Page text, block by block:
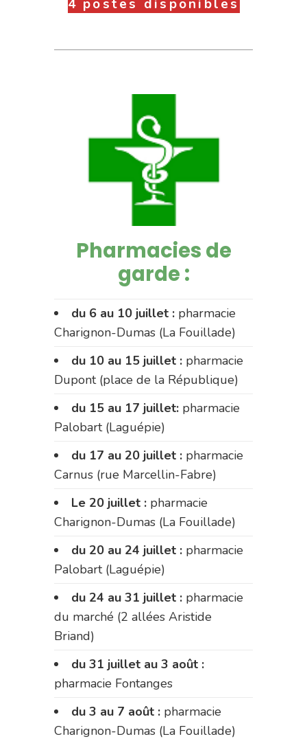
4 postes disponibles
Pharmacies de
garde :
du 6 au 10 juillet : pharmacie
Charignon-Dumas (La Fouillade)
du 10 au 15 juillet : pharmacie
Dupont (place de la République)
du 15 au 17 juillet: pharmacie
Palobart (Laguépie)
du 17 au 20 juillet : pharmacie
Carnus (rue Marcellin-Fabre)
Le 20 juillet : pharmacie
Charignon-Dumas (La Fouillade)
du 20 au 24 juillet : pharmacie
Palobart (Laguépie)
du 24 au 31 juillet : pharmacie
du marché (2 allées Aristide
Briand)
du 31 juillet au 3 août :
pharmacie Fontanges
du 3 au 7 août : pharmacie
Charignon-Dumas (La Fouillade)